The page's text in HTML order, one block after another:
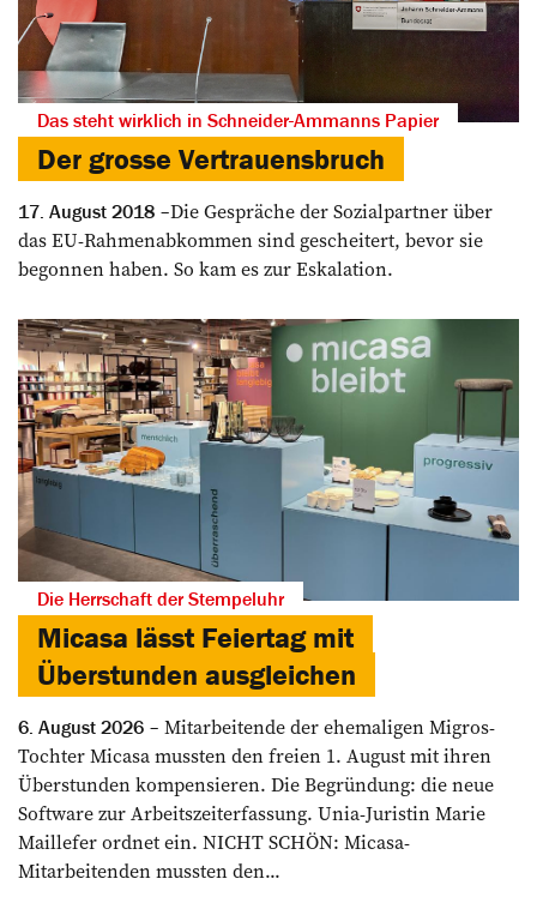
Das steht wirklich in Schneider-Ammanns Papier
Der grosse Vertrauensbruch
17. August 2018
Die Gespräche der Sozialpartner über
das EU-Rahmenabkommen sind gescheitert, bevor sie
begonnen haben. So kam es zur Eskalation.
Die Herrschaft der Stempeluhr
Micasa lässt Feiertag mit
Überstunden ausgleichen
6. August 2026
Mitarbeitende der ehemaligen Migros-
Tochter Micasa mussten den freien 1. August mit ihren
Überstunden kompensieren. Die Begründung: die neue
Software zur Arbeitszeiterfassung. Unia-Juristin Marie
Maillefer ordnet ein. NICHT SCHÖN: Micasa-
Mitarbeitenden mussten den...